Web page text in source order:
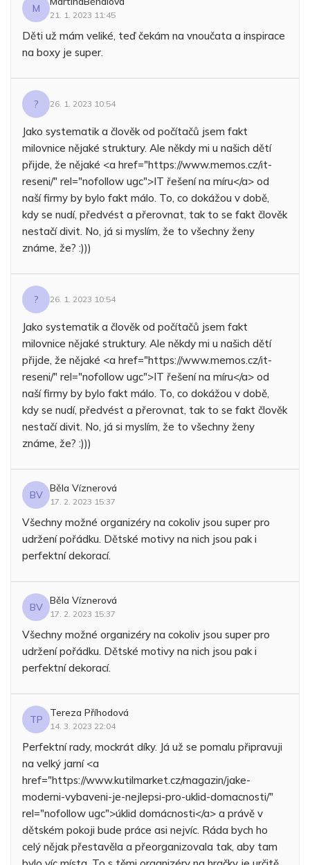
M
21. 1. 2023 11:45
Děti už mám veliké, teď čekám na vnoučata a inspirace
na boxy je super.
? 26. 1. 2023 10:54
Jako systematik a člověk od počítačů jsem fakt
milovnice nějaké struktury. Ale někdy mi u našich dětí
přijde, že nějaké <a href="https://www.memos.cz/it-
reseni/" rel="nofollow ugc">IT řešení na míru</a> od
naší firmy by bylo fakt málo. To, co dokážou v době,
kdy se nudí, předvést a přerovnat, tak to se fakt člověk
nestačí divit. No, já si myslím, že to všechny ženy
známe, že? :)))
? 26. 1. 2023 10:54
Jako systematik a člověk od počítačů jsem fakt
milovnice nějaké struktury. Ale někdy mi u našich dětí
přijde, že nějaké <a href="https://www.memos.cz/it-
reseni/" rel="nofollow ugc">IT řešení na míru</a> od
naší firmy by bylo fakt málo. To, co dokážou v době,
kdy se nudí, předvést a přerovnat, tak to se fakt člověk
nestačí divit. No, já si myslím, že to všechny ženy
známe, že? :)))
BV
Běla Víznerová
17. 2. 2023 15:37
Všechny možné organizéry na cokoliv jsou super pro
udržení pořádku. Dětské motivy na nich jsou pak i
perfektní dekorací.
BV
Běla Víznerová
17. 2. 2023 15:37
Všechny možné organizéry na cokoliv jsou super pro
udržení pořádku. Dětské motivy na nich jsou pak i
perfektní dekorací.
TP
Tereza Příhodová
14. 3. 2023 22:04
Perfektní rady, mockrát díky. Já už se pomalu připravuji
na velký jarní <a
href="https://www.kutilmarket.cz/magazin/jake-
moderni-vybaveni-je-nejlepsi-pro-uklid-domacnosti/"
rel="nofollow ugc">úklid domácnosti</a> a právě v
dětském pokoji bude práce asi nejvíc. Ráda bych ho
celý nějak přestavěla a přeorganizovala tak, aby tam